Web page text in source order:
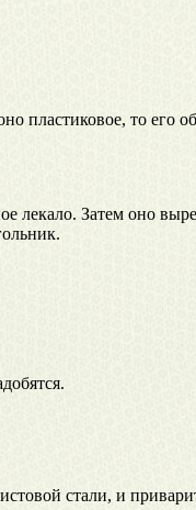
пластиковое, то его
Затем оно
стали, и